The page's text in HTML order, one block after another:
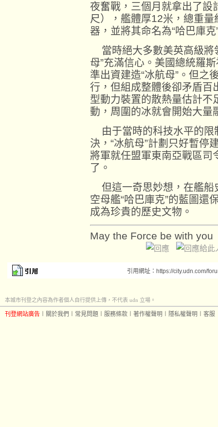
夜奮戰，三個月就拿出了設
尺），艦體厚12米，總重
器，並將其命名為“哈巴庫克
當時絕大多數美英高級將
母”充滿信心。美國總統羅
準出資建造“冰航母”。但之
行，但組成整體後卻矛盾百
型動力裝置的散熱量估計
動，周圍的冰就會開始大量
由于當時的科技水平的限
決，“冰航母”計劃只好暫停
將軍就任盟軍東南亞戰區司
了。
但這一奇思妙想，在艦船
空母艦“哈巴庫克”的藍圖還
成為珍貴的歷史文物。
May the Force be with you
引用網址：https://city.udn.com/
本城市刊登之內容為作者個人自行提供上傳，不代表 udn 立場。
刊登網站廣告 關於我們 常見問題 服務條款 著作權聲明 隱私權聲明 客服